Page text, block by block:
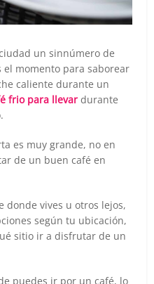
un sinnúmero de
el momento para saborear
caliente durante un
frio para llevar durante
es muy grande, no en
de un buen café en
donde vives u otros lejos,
según tu ubicación,
sitio ir a disfrutar de un
puedes ir por un café, lo